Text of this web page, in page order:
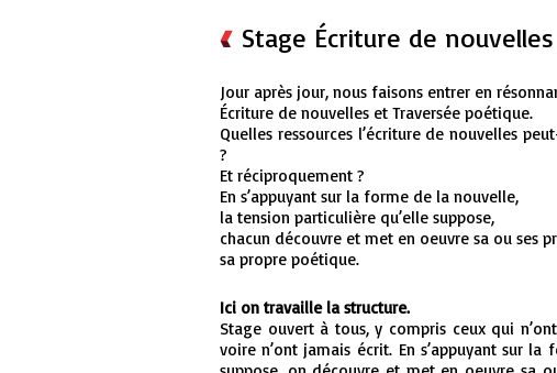
Stage Écriture de
Jour après jour, nous faisons entrer en
Écriture de nouvelles et Traversée poétique.
Quelles ressources l’écriture de nouvelles
?
Et réciproquement ?
En s’appuyant sur la forme de la nouvelle,
la tension particulière qu’elle suppose,
chacun découvre et met en oeuvre sa ou ses
sa propre poétique.
Ici on travaille la structure.
Stage ouvert à tous, y compris ceux qui
voire n’ont jamais écrit. En s’appuyant sur